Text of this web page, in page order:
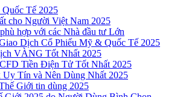
Tế 2025
cho Người Việt Nam 2025
hợp với các Nhà đầu tư Lớn
Dịch Cổ Phiếu Mỹ & Quốc Tế 2025
VÀNG Tốt Nhất 2025
Tiền Điện Tử Tốt Nhất 2025
Tín và Nên Dùng Nhất 2025
Giới tin dùng 2025